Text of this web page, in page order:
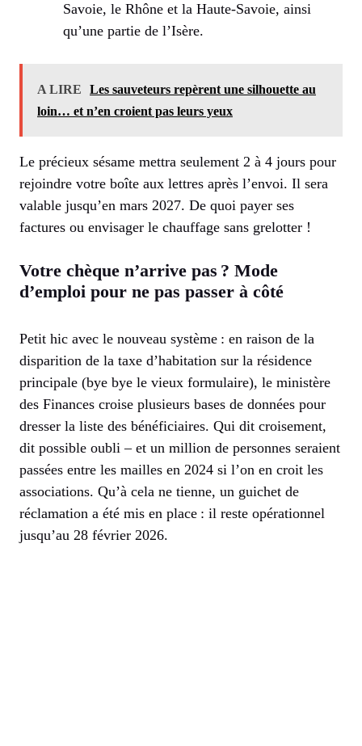
Savoie, le Rhône et la Haute-Savoie, ainsi
qu’une partie de l’Isère.
A LIRE
Les sauveteurs repèrent une silhouette au
loin… et n’en croient pas leurs yeux
Le précieux sésame mettra seulement 2 à 4 jours pour
rejoindre votre boîte aux lettres après l’envoi. Il sera
valable jusqu’en mars 2027. De quoi payer ses
factures ou envisager le chauffage sans grelotter !
Votre chèque n’arrive pas ? Mode
d’emploi pour ne pas passer à côté
Petit hic avec le nouveau système : en raison de la
disparition de la taxe d’habitation sur la résidence
principale (bye bye le vieux formulaire), le ministère
des Finances croise plusieurs bases de données pour
dresser la liste des bénéficiaires. Qui dit croisement,
dit possible oubli – et un million de personnes seraient
passées entre les mailles en 2024 si l’on en croit les
associations. Qu’à cela ne tienne, un guichet de
réclamation a été mis en place : il reste opérationnel
jusqu’au 28 février 2026.